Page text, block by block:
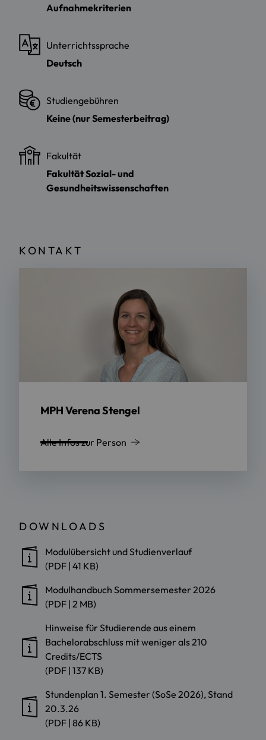
Aufnahmekriterien
Unterrichtssprache
Deutsch
Studiengebühren
Keine (nur Semesterbeitrag)
Fakultät
Fakultät Sozial- und
Gesundheitswissenschaften
KONTAKT
MPH Verena Stengel
Alle Infos zur Person
DOWNLOADS
Modulübersicht und Studienverlauf
(PDF | 41 KB)
Modulhandbuch Sommersemester 2026
(PDF | 2 MB)
Hinweise für Studierende aus einem
Bachelorabschluss mit weniger als 210
Credits/ECTS
(PDF | 137 KB)
Stundenplan 1. Semester (SoSe 2026), Stand
20.3.26
(PDF | 86 KB)